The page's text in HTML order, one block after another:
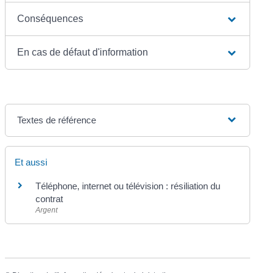
Conséquences
En cas de défaut d'information
Textes de référence
Et aussi
Téléphone, internet ou télévision : résiliation du
contrat
Argent